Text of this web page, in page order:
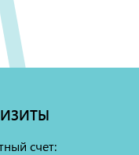
счет: